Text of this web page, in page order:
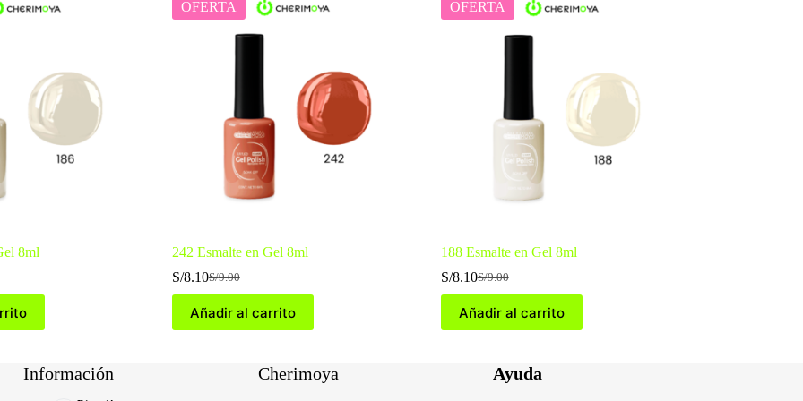
8ml
OFERTA
242 Esmalte en Gel 8ml
S/9.00
El
original
era:
S/8.10El
actual
es:
Añadir al carrito
OFERTA
188 Esmalte en Gel 8ml
S/9.00
El
original
era:
S/8.10El
actual
es:
Añadir al carrito
Información Cherimoya Ayuda